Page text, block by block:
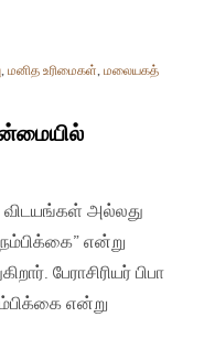
, மனித உரிமைகள், மலையகத்
விடயங்கள் அல்லது
என்று
பேராசிரியர் பிபா
என்று